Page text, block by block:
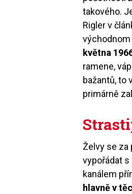
takového.
Rigler v
východnom
května
ramene,
bažantů, to
primárně
Želvy se za
vypořádat s
kanálem
hlavně v